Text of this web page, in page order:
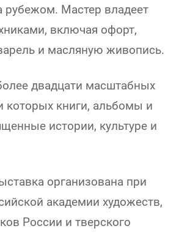
рубежом. Мастер владеет
включая офорт,
и масляную живопись.
двадцати масштабных
которых книги, альбомы и
истории, культуре и
организована при
академии художеств,
России и тверского